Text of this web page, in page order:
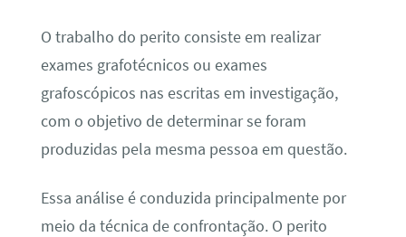
O trabalho do perito consiste em realizar
exames grafotécnicos ou exames
grafoscópicos nas escritas em investigação,
com o objetivo de determinar se foram
produzidas pela mesma pessoa em questão.
Essa análise é conduzida principalmente por
meio da técnica de confrontação. O perito